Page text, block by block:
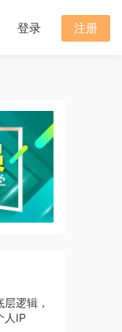
登录 注册
逻辑，
人IP